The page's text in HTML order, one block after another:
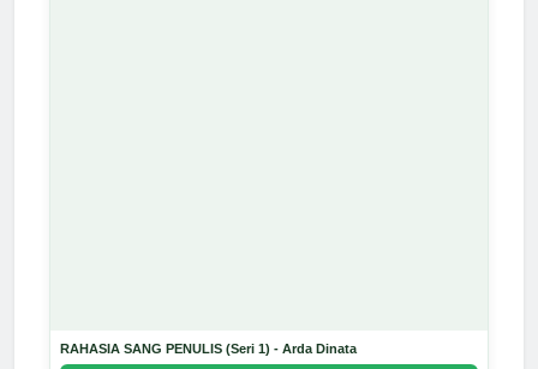
RAHASIA SANG PENULIS (Seri 1) - Arda Dinata